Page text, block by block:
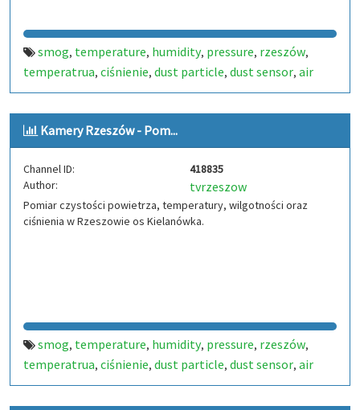
smog, temperature, humidity, pressure, rzeszów,
temperatrua, ciśnienie, dust particle, dust sensor, air
quality,poland air,
Kamery Rzeszów - Pom...
Channel ID:
418835
Author:
tvrzeszow
Pomiar czystości powietrza, temperatury, wilgotności oraz
ciśnienia w Rzeszowie os Kielanówka.
smog, temperature, humidity, pressure, rzeszów,
temperatrua, ciśnienie, dust particle, dust sensor, air
quality,poland air,